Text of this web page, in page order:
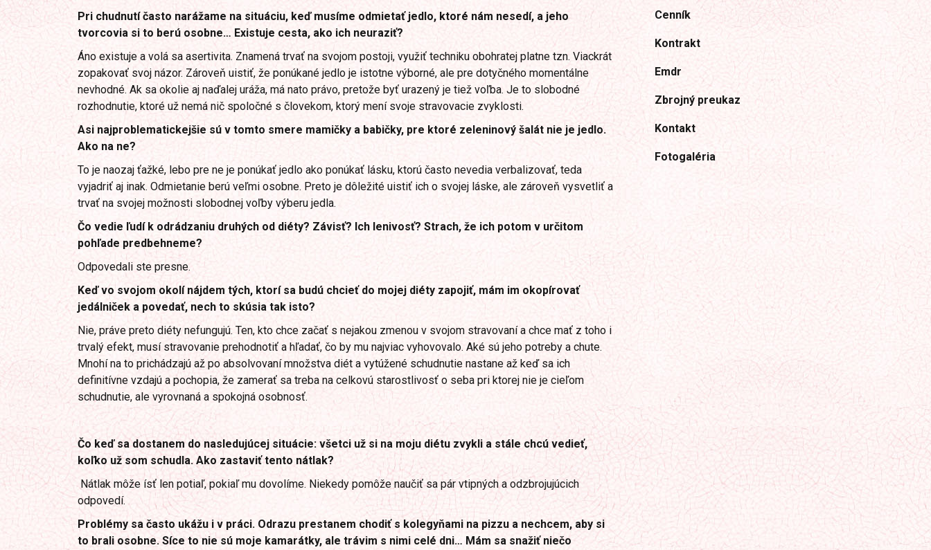
Pri chudnutí často narážame na situáciu, keď musíme odmietať jedlo, ktoré nám nesedí, a jeho
tvorcovia si to berú osobne… Existuje cesta, ako ich neuraziť?
Áno existuje a volá sa asertivita. Znamená trvať na svojom postoji, využiť techniku obohratej platne tzn. Viackrát
zopakovať svoj názor. Zároveň uistiť, že ponúkané jedlo je istotne výborné, ale pre dotyčného momentálne
nevhodné. Ak sa okolie aj naďalej uráža, má nato právo, pretože byť urazený je tiež voľba. Je to slobodné
rozhodnutie, ktoré už nemá nič spoločné s človekom, ktorý mení svoje stravovacie zvyklosti.
Asi najproblematickejšie sú v tomto smere mamičky a babičky, pre ktoré zeleninový šalát nie je jedlo.
Ako na ne?
To je naozaj ťažké, lebo pre ne je ponúkať jedlo ako ponúkať lásku, ktorú často nevedia verbalizovať, teda
vyjadriť aj inak. Odmietanie berú veľmi osobne. Preto je dôležité uistiť ich o svojej láske, ale zároveň vysvetliť a
trvať na svojej možnosti slobodnej voľby výberu jedla.
Čo vedie ľudí k odrádzaniu druhých od diéty? Závisť? Ich lenivosť? Strach, že ich potom v určitom
pohľade predbehneme?
Odpovedali ste presne.
Keď vo svojom okolí nájdem tých, ktorí sa budú chcieť do mojej diéty zapojiť, mám im okopírovať
jedálniček a povedať, nech to skúsia tak isto?
Nie, práve preto diéty nefungujú. Ten, kto chce začať s nejakou zmenou v svojom stravovaní a chce mať z toho i
trvalý efekt, musí stravovanie prehodnotiť a hľadať, čo by mu najviac vyhovovalo. Aké sú jeho potreby a chute.
Mnohí na to prichádzajú až po absolvovaní množstva diét a vytúžené schudnutie nastane až keď sa ich
definitívne vzdajú a pochopia, že zamerať sa treba na celkovú starostlivosť o seba pri ktorej nie je cieľom
schudnutie, ale vyrovnaná a spokojná osobnosť.
Čo keď sa dostanem do nasledujúcej situácie: všetci už si na moju diétu zvykli a stále chcú vedieť,
koľko už som schudla. Ako zastaviť tento nátlak?
Nátlak môže ísť len potiaľ, pokiaľ mu dovolíme. Niekedy pomôže naučiť sa pár vtipných a odzbrojujúcich
odpovedí.
Problémy sa často ukážu i v práci. Odrazu prestanem chodiť s kolegyňami na pizzu a nechcem, aby si
to brali osobne. Síce to nie sú moje kamarátky, ale trávim s nimi celé dni… Mám sa snažiť niečo
Cenník
Kontrakt
Emdr
Zbrojný preukaz
Kontakt
Fotogaléria